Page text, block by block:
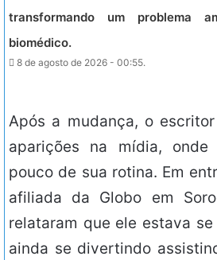
transformando um problema
biomédico.
8 de agosto de 2026 - 00:55.
Após a mudança, o
aparições na mídia, onde
pouco de sua rotina. Em
afiliada da Globo em
relataram que ele estava
ainda se divertindo